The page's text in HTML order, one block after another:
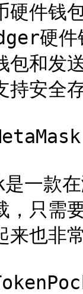
硬件钱
硬件
包和发
持安全
一款
，只需
来也非